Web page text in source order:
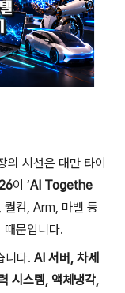
시선은 대만 타이
이 ‘AI Togethe
퀄컴, Arm, 마벨 등
때문입니다.
니다. AI 서버, 차세
시스템, 액체냉각,